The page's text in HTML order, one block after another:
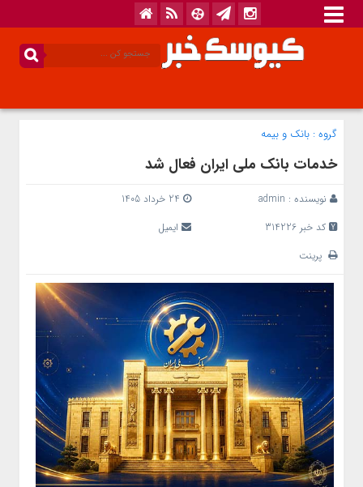
گروه : بانک‌ و بیمه
خدمات بانک ملی ایران فعال شد
نویسنده : admin
کد خبر 314226
ایمیل
پرینت